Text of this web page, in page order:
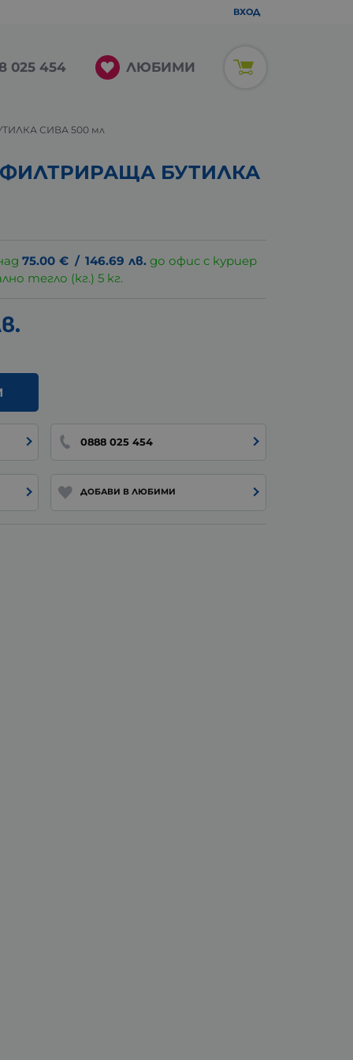
ВХОД
025 454 ЛЮБИМИ
СИВА 500 мл
БУТИЛКА
75.00 € / 146.69 лв. до офис с куриер
тегло (кг.) 5 кг.
0888 025 454
ДОБАВИ В ЛЮБИМИ